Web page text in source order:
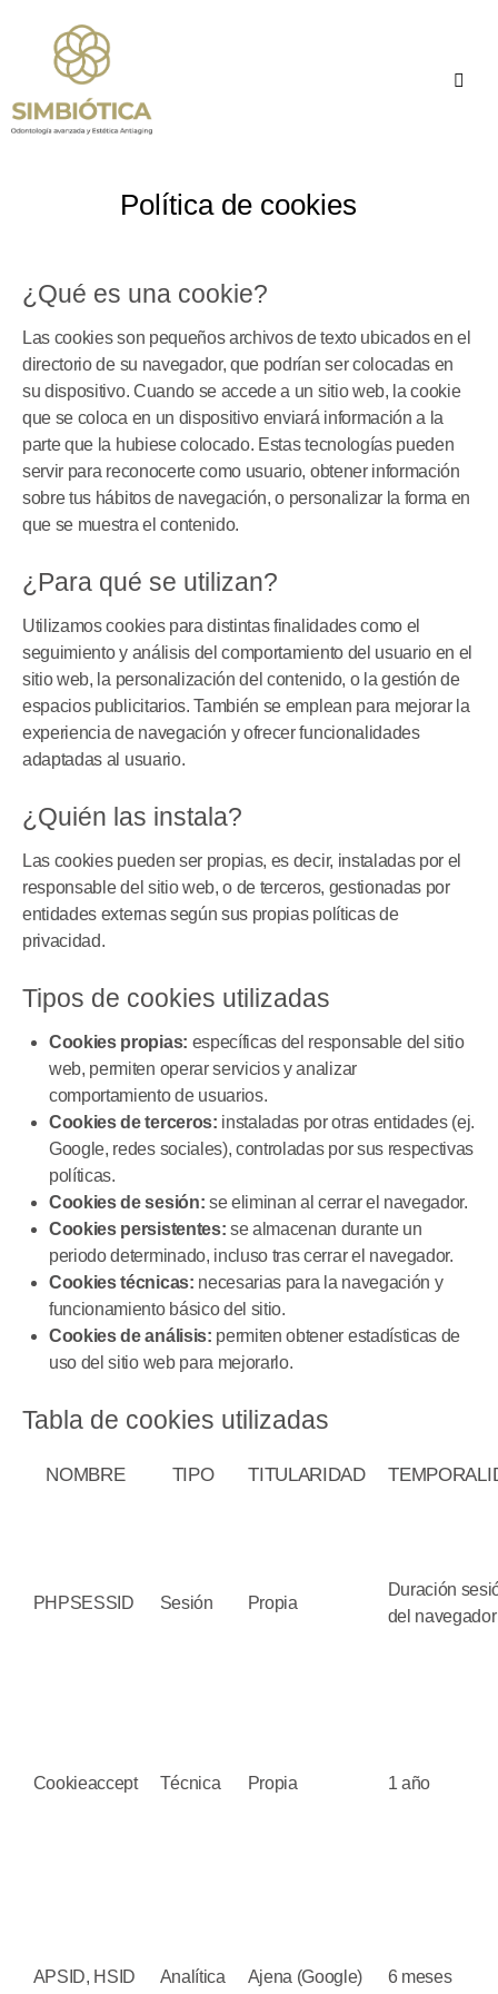
Política de cookies
¿Qué es una cookie?
Las cookies son pequeños archivos de texto ubicados en el
directorio de su navegador, que podrían ser colocadas en
su dispositivo. Cuando se accede a un sitio web, la cookie
que se coloca en un dispositivo enviará información a la
parte que la hubiese colocado. Estas tecnologías pueden
servir para reconocerte como usuario, obtener información
sobre tus hábitos de navegación, o personalizar la forma en
que se muestra el contenido.
¿Para qué se utilizan?
Utilizamos cookies para distintas finalidades como el
seguimiento y análisis del comportamiento del usuario en el
sitio web, la personalización del contenido, o la gestión de
espacios publicitarios. También se emplean para mejorar la
experiencia de navegación y ofrecer funcionalidades
adaptadas al usuario.
¿Quién las instala?
Las cookies pueden ser propias, es decir, instaladas por el
responsable del sitio web, o de terceros, gestionadas por
entidades externas según sus propias políticas de
privacidad.
Tipos de cookies utilizadas
Cookies propias: específicas del responsable del sitio
web, permiten operar servicios y analizar
comportamiento de usuarios.
Cookies de terceros: instaladas por otras entidades (ej.
Google, redes sociales), controladas por sus respectivas
políticas.
Cookies de sesión: se eliminan al cerrar el navegador.
Cookies persistentes: se almacenan durante un
periodo determinado, incluso tras cerrar el navegador.
Cookies técnicas: necesarias para la navegación y
funcionamiento básico del sitio.
Cookies de análisis: permiten obtener estadísticas de
uso del sitio web para mejorarlo.
Tabla de cookies utilizadas
NOMBRE TIPO TITULARIDAD
PHPSESSID Sesión Propia
Duración
del navegador
Cookieaccept Técnica Propia 1 año
APSID, HSID Analítica Ajena (Google) 6 meses